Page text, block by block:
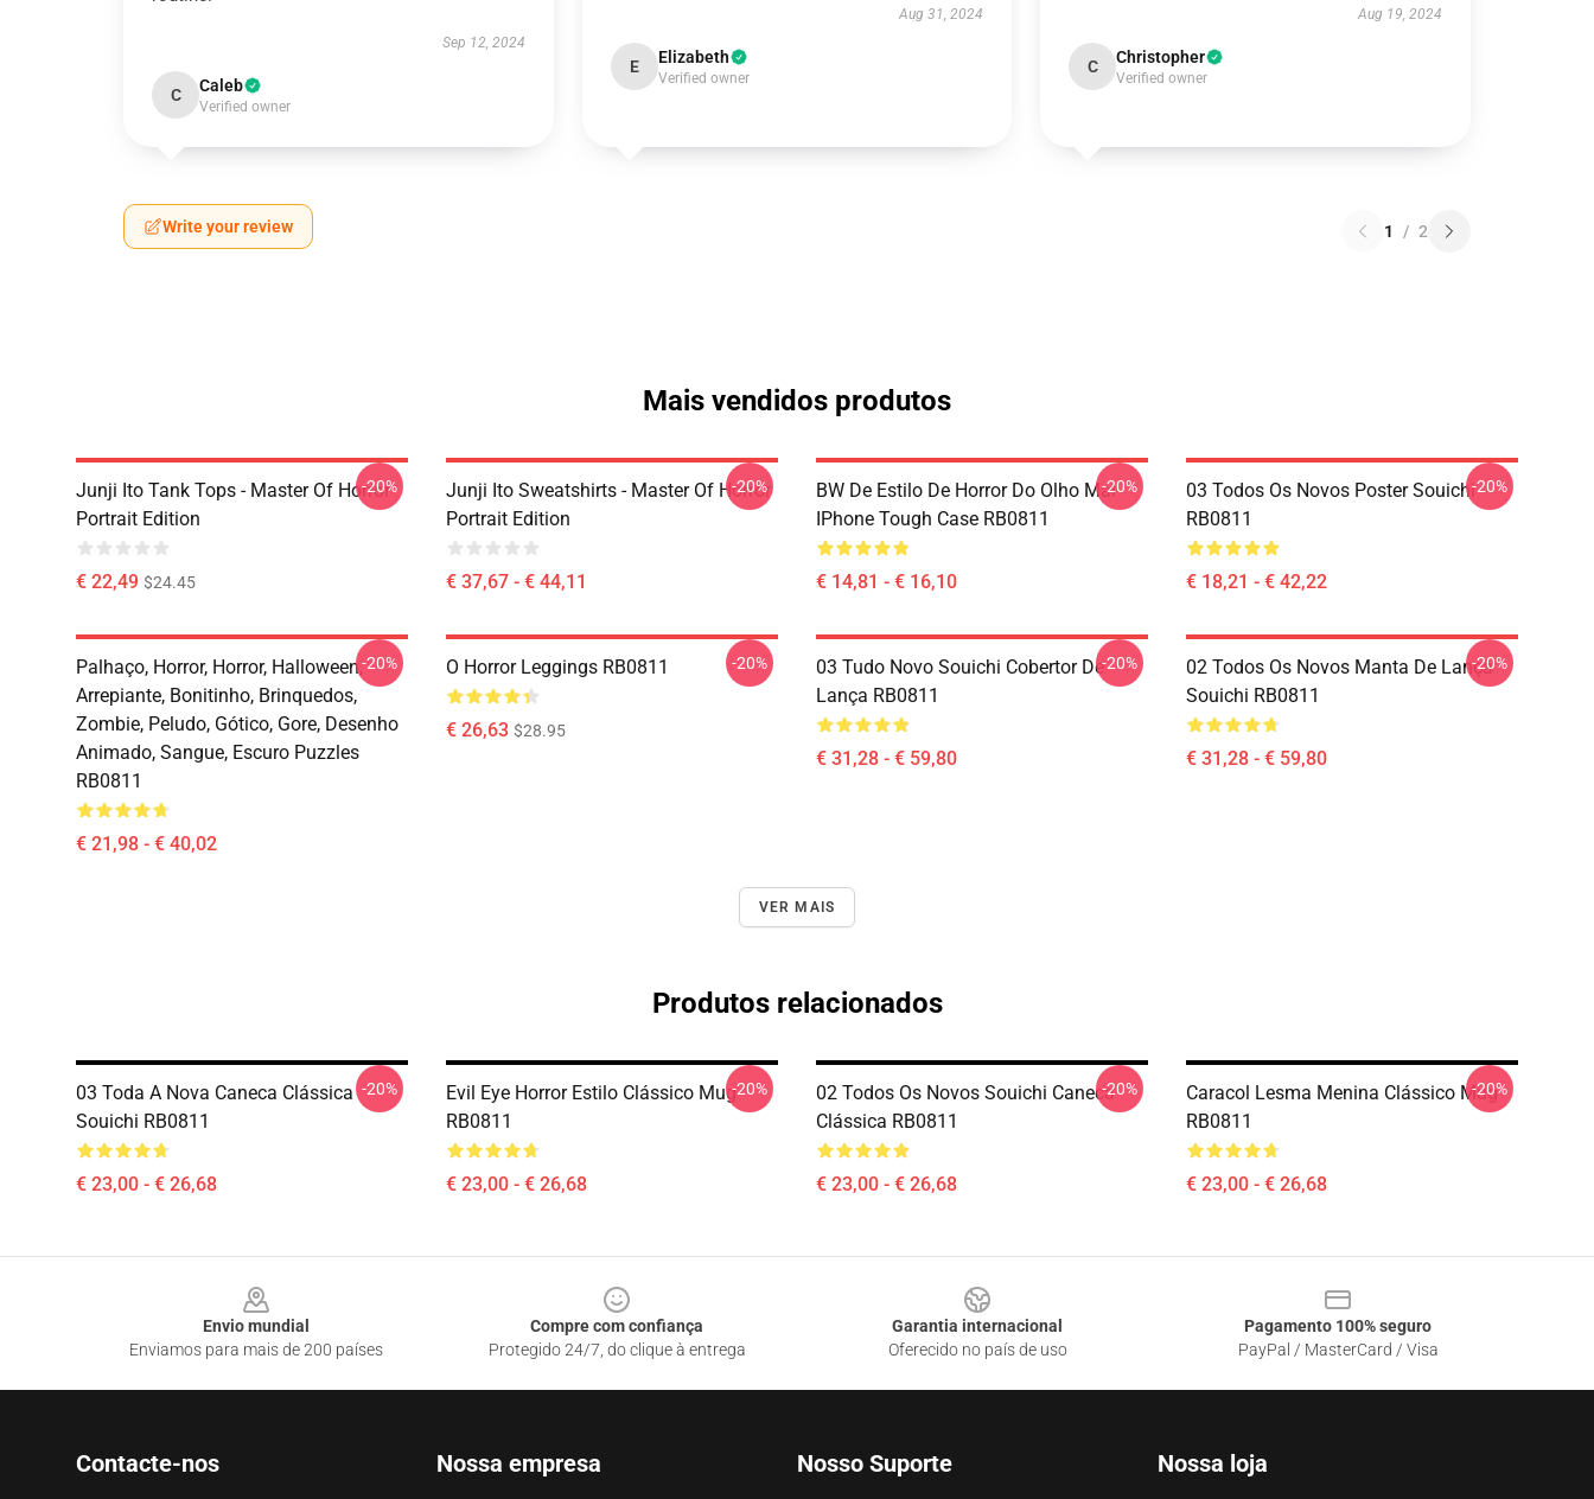
Sep 12, 2024
C Caleb
Verified owner
Aug 31, 2024
E Elizabeth
Verified owner
Aug 19, 2024
C Christopher
Verified owner
Write your review 1 / 2
Mais vendidos produtos
Junji Ito Tank Tops - Master Of Horror
Portrait Edition
€ 22,49 $24.45
-20%
Junji Ito Sweatshirts - Master Of Horror
Portrait Edition
€ 37,67 - € 44,11
-20%
BW De Estilo De Horror Do Olho Mal
IPhone Tough Case RB0811
€ 14,81 - € 16,10
-20%
03 Todos Os Novos Poster Souichi
RB0811
€ 18,21 - € 42,22
-20%
Palhaço, Horror, Horror, Halloween,
Arrepiante, Bonitinho, Brinquedos,
Zombie, Peludo, Gótico, Gore, Desenho
Animado, Sangue, Escuro Puzzles
RB0811
€ 21,98 - € 40,02
-20% O Horror Leggings RB0811
€ 26,63 $28.95
-20%
03 Tudo Novo Souichi Cobertor De
Lança RB0811
€ 31,28 - € 59,80
-20%
02 Todos Os Novos Manta De Lança
Souichi RB0811
€ 31,28 - € 59,80
-20%
VER MAIS
Produtos relacionados
03 Toda A Nova Caneca Clássica
Souichi RB0811
€ 23,00 - € 26,68
-20%
Evil Eye Horror Estilo Clássico Mug
RB0811
€ 23,00 - € 26,68
-20%
02 Todos Os Novos Souichi Caneca
Clássica RB0811
€ 23,00 - € 26,68
-20%
Caracol Lesma Menina Clássico Mug
RB0811
€ 23,00 - € 26,68
-20%
Envio mundial
Enviamos para mais de 200 países
Compre com confiança
Protegido 24/7, do clique à entrega
Garantia internacional
Oferecido no país de uso
Pagamento 100% seguro
PayPal / MasterCard / Visa
Contacte-nos Nossa empresa Nosso Suporte Nossa loja